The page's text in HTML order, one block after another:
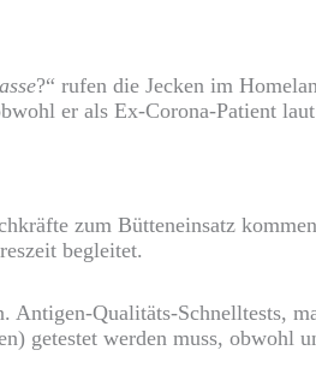
?“ rufen die Jecken im
er als Ex-Corona-Patient
zum Bütteneinsatz
begleitet.
Qualitäts-Schnelltests,
getestet werden muss, obwohl